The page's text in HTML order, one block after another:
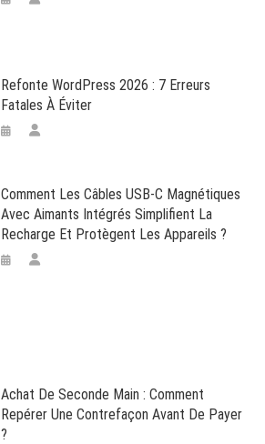
Refonte WordPress 2026 : 7 Erreurs
Fatales À Éviter
Comment Les Câbles USB-C Magnétiques
Avec Aimants Intégrés Simplifient La
Recharge Et Protègent Les Appareils ?
Achat De Seconde Main : Comment
Repérer Une Contrefaçon Avant De Payer
?